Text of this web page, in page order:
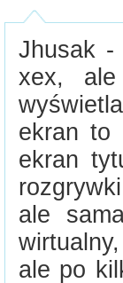
Jhusak -
xex,
ekran to
ekran
ale
ale po